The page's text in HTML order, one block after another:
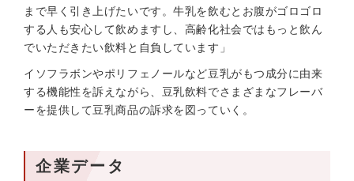
まで早く引き上げたいです。牛乳を飲むとお腹がゴロゴロ
する人も安心して飲めますし、高齢化社会ではもっと飲ん
でいただきたい飲料と自負しています」
イソフラボンやポリフェノールなど豆乳がもつ成分に由来
する機能性を訴えながら、豆乳飲料でさまざまなフレーバ
ーを提供して豆乳商品の訴求を図っていく。
企業データ